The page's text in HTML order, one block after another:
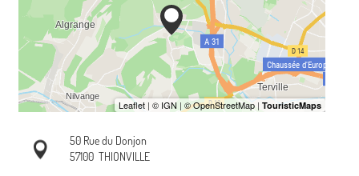
50 Rue du Donjon
57100 THIONVILLE